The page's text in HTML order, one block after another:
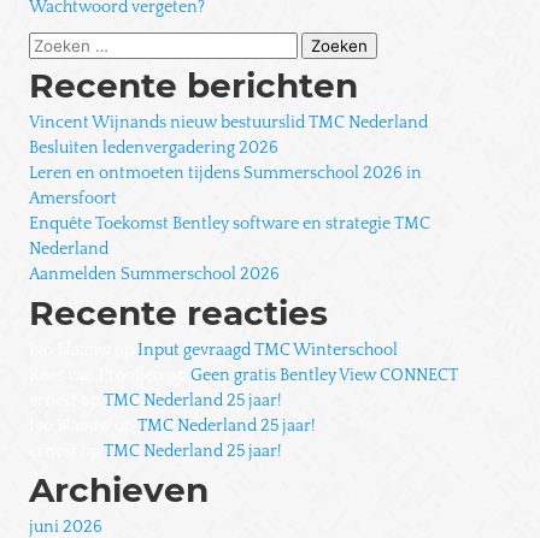
Wachtwoord vergeten?
Zoeken
Recente berichten
Vincent Wijnands nieuw bestuurslid TMC Nederland
Besluiten ledenvergadering 2026
Leren en ontmoeten tijdens Summerschool 2026 in
Amersfoort
Enquête Toekomst Bentley software en strategie TMC
Nederland
Aanmelden Summerschool 2026
Recente reacties
Input gevraagd TMC Winterschool
Geen gratis Bentley View CONNECT
TMC Nederland 25 jaar!
TMC Nederland 25 jaar!
TMC Nederland 25 jaar!
Archieven
juni 2026